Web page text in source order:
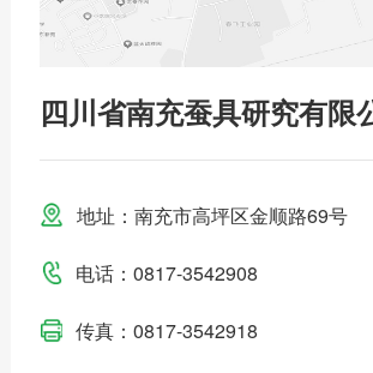
四川省南充蚕具研究有限
地址：南充市高坪区金顺路69号
电话：0817-3542908
传真：0817-3542918